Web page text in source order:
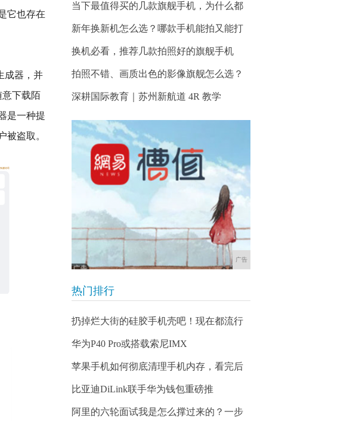
它也存在
成器，并
意下载陌
是一种提
被盗取。
当下最值得买的几款旗舰手机，为什么都
新年换新机怎么选？哪款手机能拍又能打
换机必看，推荐几款拍照好的旗舰手机
拍照不错、画质出色的影像旗舰怎么选？
深耕国际教育｜苏州新航道 4R 教学
广告
热门排行
扔掉烂大街的硅胶手机壳吧！现在都流行
华为P40 Pro或搭载索尼IMX
苹果手机如何彻底清理手机内存，看完后
比亚迪DiLink联手华为钱包重磅推
阿里的六轮面试我是怎么撑过来的？一步